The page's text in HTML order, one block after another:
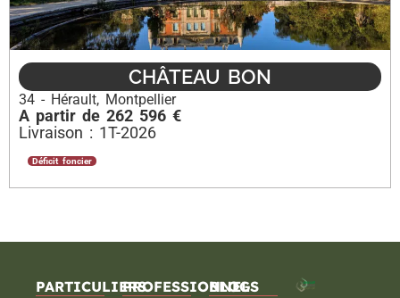
CHÂTEAU BON
34 - Hérault, Montpellier
A partir de 262 596 €
Livraison : 1T-2026
Déficit foncier
PARTICULIERSPROFESSIONNELS
BLOG